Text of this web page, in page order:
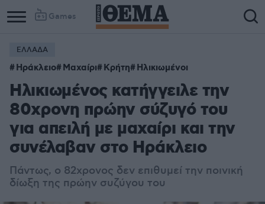
Games
ΕΛΛΑΔΑ
Ηράκλειο Μαχαίρι Κρήτη Ηλικιωμένοι
Ηλικιωμένος κατήγγειλε την
80χρονη πρώην σύζυγό του
για απειλή με μαχαίρι και την
συνέλαβαν στο Ηράκλειο
Πάντως, ο 82χρονος δεν επιθυμεί την ποινική
δίωξη της πρώην συζύγου του